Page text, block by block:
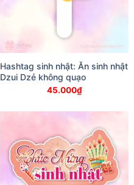
Hashtag sinh nhật: Ăn sinh nhật
Dzui Dzẻ không quạo
45.000₫